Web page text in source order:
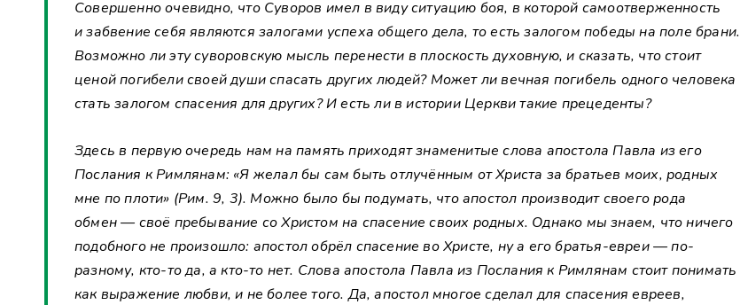
Совершенно очевидно, что Суворов имел в виду ситуацию боя, в которой самоотверженность
и забвение себя являются залогами успеха общего дела, то есть залогом победы на поле брани.
Возможно ли эту суворовскую мысль перенести в плоскость духовную, и сказать, что стоит
ценой погибели своей души спасать других людей? Может ли вечная погибель одного человека
стать залогом спасения для других? И есть ли в истории Церкви такие прецеденты?
Здесь в первую очередь нам на память приходят знаменитые слова апостола Павла из его
Послания к Римлянам: «Я желал бы сам быть отлучённым от Христа за братьев моих, родных
мне по плоти» (Рим. 9, 3). Можно было бы подумать, что апостол производит своего рода
обмен — своё пребывание со Христом на спасение своих родных. Однако мы знаем, что ничего
подобного не произошло: апостол обрёл спасение во Христе, ну а его братья-евреи — по-
разному, кто-то да, а кто-то нет. Слова апостола Павла из Послания к Римлянам стоит понимать
как выражение любви, и не более того. Да, апостол многое сделал для спасения евреев,